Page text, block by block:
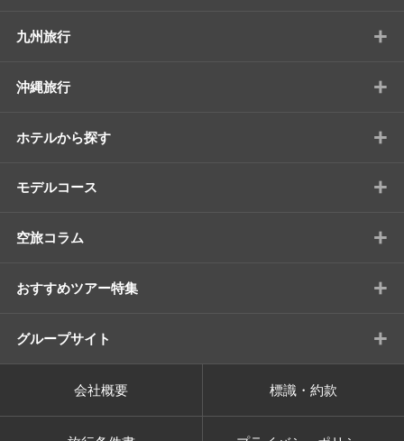
九州旅行 +
沖縄旅行 +
ホテルから探す +
モデルコース +
空旅コラム +
おすすめツアー特集 +
グループサイト +
会社概要 標識・約款